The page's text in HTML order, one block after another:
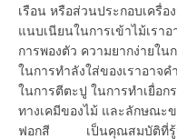
เรือน หรือส่วนประกอบเครื่อ
แนบเนียนในการเข้าไม้เรา
การพองตัว ความยากง่ายใ
ในการทำลังใส่ของเราอาจ
ในการตีตะปู ในการทำเยื่อ
ทางเคมีของไม้ และลักษณะ
ฟอกสี เป็นคุณสมบัติที่รู้จัก